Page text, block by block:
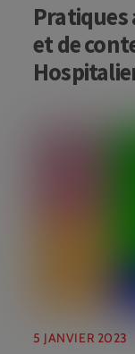
Pratiques
et de
5 JANVIER 2023